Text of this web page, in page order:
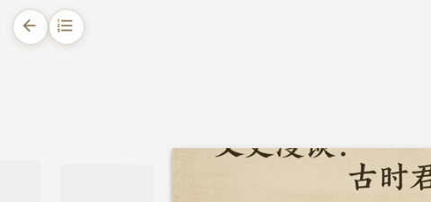
arrow_back format_list_numbered